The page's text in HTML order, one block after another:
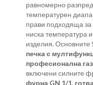
равномерно
температурен
прави подходяща за
ниска температура
изделия. Основните
печка с
професионална
включени силните
фурна GN 1/1,